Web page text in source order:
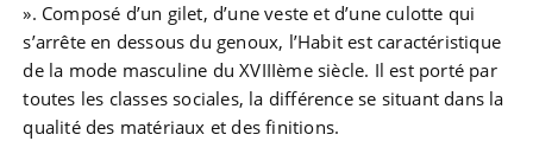
». Composé d’un gilet, d’une veste et d’une culotte qui
s’arrête en dessous du genoux, l’Habit est caractéristique
de la mode masculine du XVIIIème siècle. Il est porté par
toutes les classes sociales, la différence se situant dans la
qualité des matériaux et des finitions.